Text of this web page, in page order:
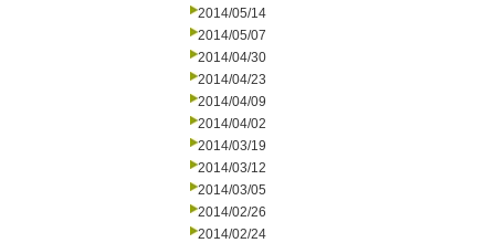
2014/05/14
2014/05/07
2014/04/30
2014/04/23
2014/04/09
2014/04/02
2014/03/19
2014/03/12
2014/03/05
2014/02/26
2014/02/24